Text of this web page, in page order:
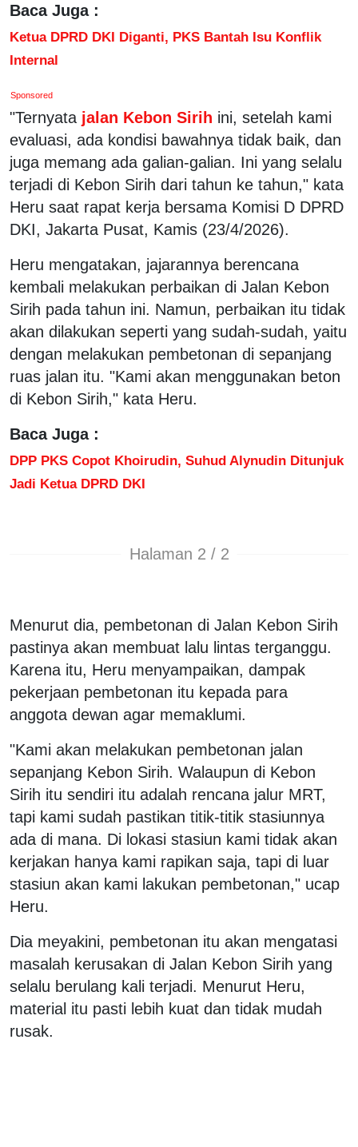
Baca Juga :
Ketua DPRD DKI Diganti, PKS Bantah Isu Konflik
Internal
Sponsored
"Ternyata jalan Kebon Sirih ini, setelah kami
evaluasi, ada kondisi bawahnya tidak baik, dan
juga memang ada galian-galian. Ini yang selalu
terjadi di Kebon Sirih dari tahun ke tahun," kata
Heru saat rapat kerja bersama Komisi D DPRD
DKI, Jakarta Pusat, Kamis (23/4/2026).
Heru mengatakan, jajarannya berencana
kembali melakukan perbaikan di Jalan Kebon
Sirih pada tahun ini. Namun, perbaikan itu tidak
akan dilakukan seperti yang sudah-sudah, yaitu
dengan melakukan pembetonan di sepanjang
ruas jalan itu. "Kami akan menggunakan beton
di Kebon Sirih," kata Heru.
Baca Juga :
DPP PKS Copot Khoirudin, Suhud Alynudin Ditunjuk
Jadi Ketua DPRD DKI
Halaman 2 / 2
Menurut dia, pembetonan di Jalan Kebon Sirih
pastinya akan membuat lalu lintas terganggu.
Karena itu, Heru menyampaikan, dampak
pekerjaan pembetonan itu kepada para
anggota dewan agar memaklumi.
"Kami akan melakukan pembetonan jalan
sepanjang Kebon Sirih. Walaupun di Kebon
Sirih itu sendiri itu adalah rencana jalur MRT,
tapi kami sudah pastikan titik-titik stasiunnya
ada di mana. Di lokasi stasiun kami tidak akan
kerjakan hanya kami rapikan saja, tapi di luar
stasiun akan kami lakukan pembetonan," ucap
Heru.
Dia meyakini, pembetonan itu akan mengatasi
masalah kerusakan di Jalan Kebon Sirih yang
selalu berulang kali terjadi. Menurut Heru,
material itu pasti lebih kuat dan tidak mudah
rusak.